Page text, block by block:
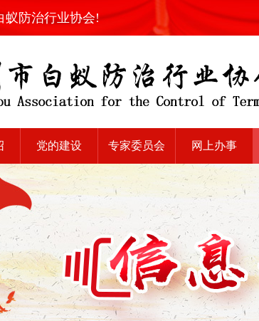
蚁防治行业协会!
党的建设 专家委员会 网上办事